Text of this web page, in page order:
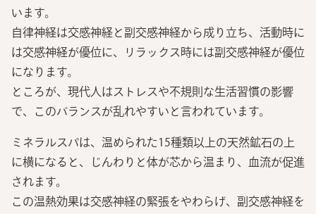
います。
自律神経は交感神経と副交感神経から成り立ち、活動時に
は交感神経が優位に、リラックス時には副交感神経が優位
になります。
ところが、現代人はストレスや不規則な生活習慣の影響
で、このバランスが乱れやすいと言われています。
ミネラルスパは、温められた15種類以上の天然鉱石の上
に横になると、じんわりと体が芯から温まり、血流が促進
されます。
この温熱効果は交感神経の緊張をやわらげ、副交感神経を